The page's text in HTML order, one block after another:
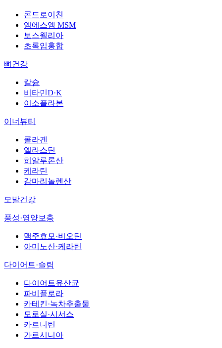
콘드로이친
엠에스엠 MSM
보스웰리아
초록입홍합
뼈건강
칼슘
비타민D·K
이소플라본
이너뷰티
콜라겐
엘라스틴
히알루론산
케라틴
감마리놀렌산
모발건강
풍성·영양보충
맥주효모·비오틴
아미노산·케라틴
다이어트·슬림
다이어트유산균
파비플로라
카테킨·녹차추출물
모로실·시서스
카르니틴
가르시니아